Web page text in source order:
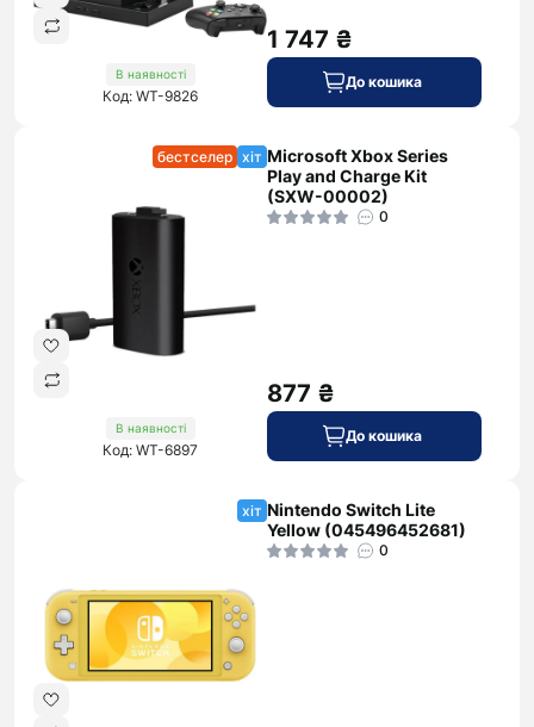
В наявності
Код: WT-9826
1 747 ₴
До кошика
бестселер хіт
В наявності
Код: WT-6897
Microsoft Xbox Series
Play and Charge Kit
(SXW-00002)
0
877 ₴
До кошика
хіт Nintendo Switch Lite
Yellow (045496452681)
0